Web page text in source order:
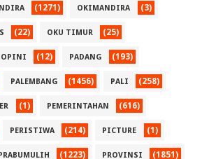
(1271) OKIMANDIRA (3)
(22) OKU TIMUR (25)
OPINI (12) PADANG (193)
PALEMBANG (1456) PALI (258)
(1) PEMERINTAHAN (616)
PERISTIWA (214) PICTURE (1)
(1223) PROVINSI (1851)